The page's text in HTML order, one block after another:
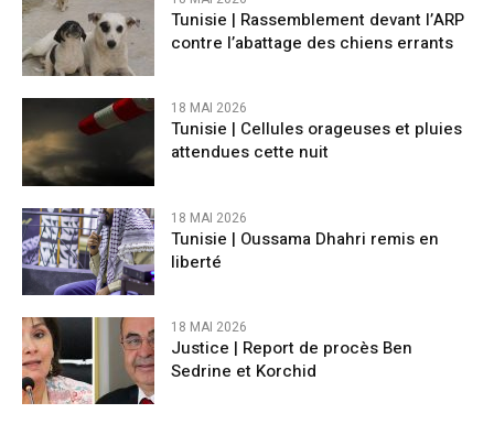
Tunisie | Rassemblement devant l’ARP
contre l’abattage des chiens errants
18 MAI 2026
Tunisie | Cellules orageuses et pluies
attendues cette nuit
18 MAI 2026
Tunisie | Oussama Dhahri remis en
liberté
18 MAI 2026
Justice | Report de procès Ben
Sedrine et Korchid